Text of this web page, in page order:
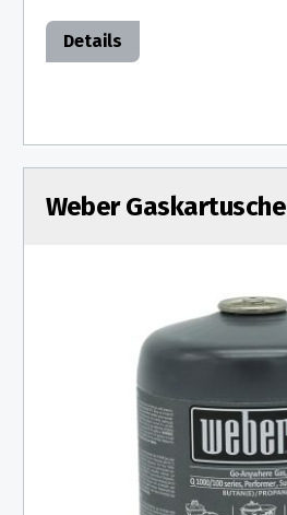
Details
Weber Gaskartusche